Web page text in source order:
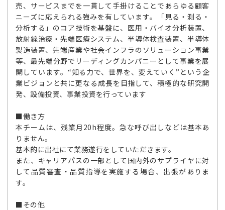
売、サービスまでを一貫して手掛けることであらゆる顧客
ニーズに応えられる強みを有しています。「見る・測る・
分析する」のコア技術を基盤に、医用・バイオ分析装置、
放射線治療・先端医療システム、半導体検査装置、半導体
製造装置、先端産業や社会インフラのソリューション事業
等、最先端分野でリーディングカンパニーとして事業を展
開しています。“知る力で、世界を、変えていく”という企
業ビジョンと共に更なる成長を目指して、積極的な研究開
発、設備投資、事業投資を行っています
■働き方
本チームは、残業月20h程度。急な呼び出しなどは基本あ
りません。
基本的に出社にて業務遂行をしていただきます。
また、キャリアパスの一部として国内外のサプライヤに対
して品質審査・品質指導を実施する場合、出張がありま
す。
■その他